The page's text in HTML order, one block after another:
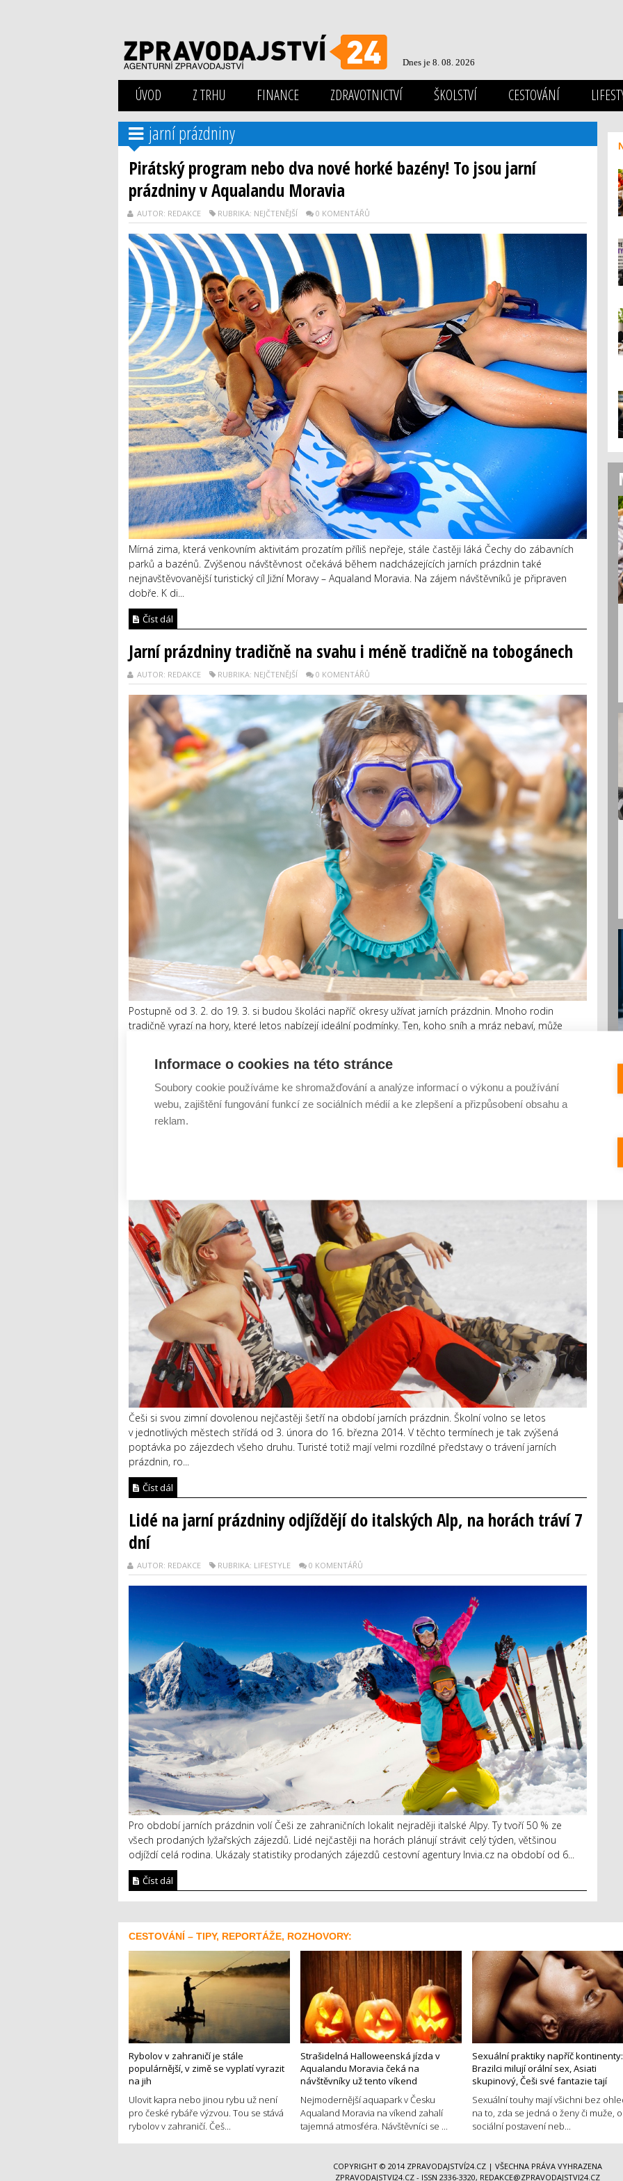
Dnes je 8. 08. 2026
ÚVOD Z TRHU FINANCE ZDRAVOTNICTVÍ ŠKOLSTVÍ CESTOVÁNÍ
jarní prázdniny
Pirátský program nebo dva nové horké bazény! To jsou jarní
prázdniny v Aqualandu Moravia
AUTOR: REDAKCE RUBRIKA: NEJČTENĚJŠÍ 0 KOMENTÁŘŮ
Mírná zima, která venkovním aktivitám prozatím příliš nepřeje, stále častěji láká Čechy do zábavních
parků a bazénů. Zvýšenou návštěvnost očekává během nadcházejících jarních prázdnin také
nejnavštěvovanější turistický cíl Jižní Moravy – Aqualand Moravia. Na zájem návštěvníků je připraven
dobře. K di...
Číst dál
Jarní prázdniny tradičně na svahu i méně tradičně na tobogánech
AUTOR: REDAKCE RUBRIKA: NEJČTENĚJŠÍ 0 KOMENTÁŘŮ
Postupně od 3. 2. do 19. 3. si budou školáci napříč okresy užívat jarních prázdnin. Mnoho rodin
tradičně vyrazí na hory, které letos nabízejí ideální podmínky. Ten, koho sníh a mráz nebaví, může
Číst dál
Michal Tůma: O jarních prázdninách 29 % turistů lyžuje. Na hory
Češi si svou zimní dovolenou nejčastěji šetří na období jarních prázdnin. Školní volno se letos
v jednotlivých městech střídá od 3. února do 16. března 2014. V těchto termínech je tak zvýšená
poptávka po zájezdech všeho druhu. Turisté totiž mají velmi rozdílné představy o trávení jarních
prázdnin, ro...
Číst dál
Lidé na jarní prázdniny odjíždějí do italských Alp, na horách tráví 7
dní
AUTOR: REDAKCE RUBRIKA: LIFESTYLE 0 KOMENTÁŘŮ
Pro období jarních prázdnin volí Češi ze zahraničních lokalit nejraději italské Alpy. Ty tvoří 50 % ze
všech prodaných lyžařských zájezdů. Lidé nejčastěji na horách plánují strávit celý týden, většinou
odjíždí celá rodina. Ukázaly statistiky prodaných zájezdů cestovní agentury Invia.cz na období od 6...
Číst dál
CESTOVÁNÍ – TIPY, REPORTÁŽE, ROZHOVORY:
Rybolov v zahraničí je stále
populárnější, v zimě se vyplatí vyrazit
na jih
Ulovit kapra nebo jinou rybu už není
pro české rybáře výzvou. Tou se stává
rybolov v zahraničí. Češ...
Strašidelná Halloweenská jízda v
Aqualandu Moravia čeká na
návštěvníky už tento víkend
Nejmodernější aquapark v Česku
Aqualand Moravia na víkend zahalí
tajemná atmosféra. Návštěvníci se ...
Sexuální praktiky napříč kontinenty:
Brazilci milují orální sex, Asiati
skupinový, Češi své fantazie tají
Sexuální touhy mají všichni bez
na to, zda se jedná o ženy či muže, o
sociální postavení neb...
COPYRIGHT © 2014 ZPRAVODAJSTVÍ24.CZ| VŠECHNA PRÁVA VYHRAZENA
ZPRAVODAJSTVI24.CZ - ISSN 2336-3320, REDAKCE@ZPRAVODAJSTVI24.CZ
Informace o cookies na této stránce
Soubory cookie používáme ke shromažďování a analýze informací o výkonu a používání
webu, zajištění fungování funkcí ze sociálních médií a ke zlepšení a přizpůsobení obsahu a
reklam.